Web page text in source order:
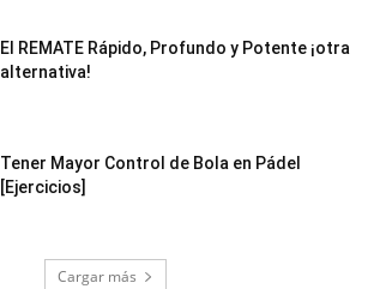
El REMATE Rápido, Profundo y Potente ¡otra
alternativa!
Tener Mayor Control de Bola en Pádel
[Ejercicios]
Cargar más